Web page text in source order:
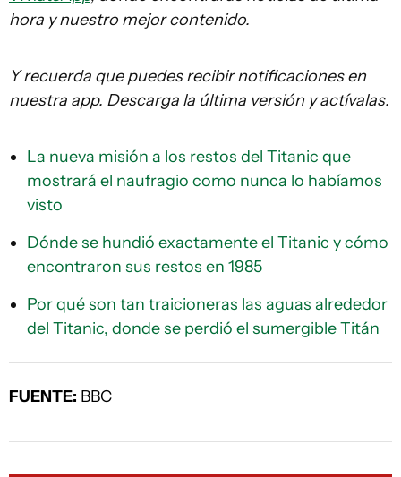
hora y nuestro mejor contenido.
Y recuerda que puedes recibir notificaciones en
nuestra app. Descarga la última versión y actívalas.
La nueva misión a los restos del Titanic que
mostrará el naufragio como nunca lo habíamos
visto
Dónde se hundió exactamente el Titanic y cómo
encontraron sus restos en 1985
Por qué son tan traicioneras las aguas alrededor
del Titanic, donde se perdió el sumergible Titán
FUENTE: BBC